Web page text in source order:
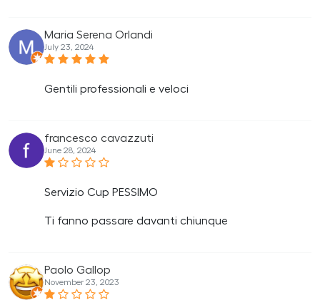
Maria Serena Orlandi
July 23, 2024
Gentili professionali e veloci
francesco cavazzuti
June 28, 2024
Servizio Cup PESSIMO
Ti fanno passare davanti chiunque
Paolo Gallop
November 23, 2023